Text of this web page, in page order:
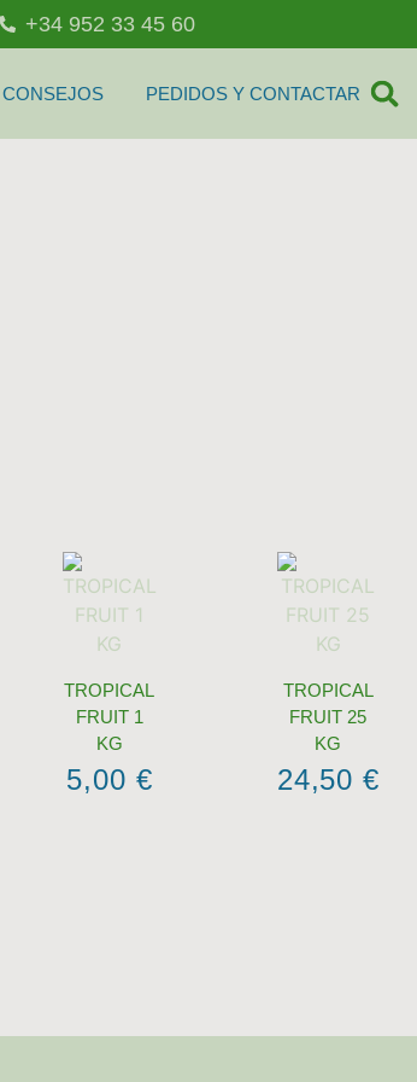
+34 952 33 45 60
CONSEJOS PEDIDOS Y CONTACTAR
TROPICAL
FRUIT 1
KG
5,00 €
TROPICAL
FRUIT 25
KG
24,50€